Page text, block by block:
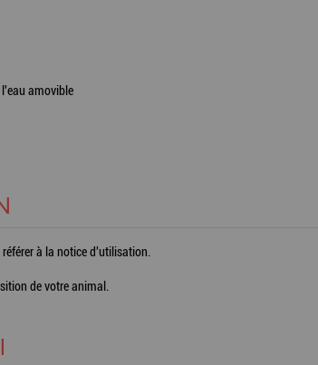
amovible
à la notice d'utilisation.
de votre animal.